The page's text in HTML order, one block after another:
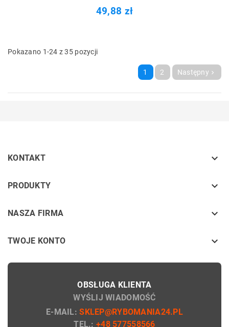
49,88 zł
Pokazano 1-24 z 35 pozycji
1 2 Następny 
KONTAKT 
PRODUKTY keyboard_arrow_down
NASZA FIRMA keyboard_arrow_down
TWOJE KONTO 
OBSŁUGA KLIENTA
WYŚLIJ WIADOMOŚĆ
E-MAIL:SKLEP@RYBOMANIA24.PL
TEL.:+48 577558566